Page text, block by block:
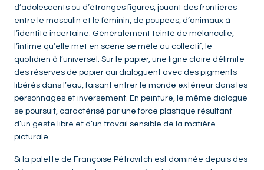
d’adolescents ou d’étranges figures, jouant des frontières
entre le masculin et le féminin, de poupées, d’animaux à
l’identité incertaine. Généralement teinté de mélancolie,
l’intime qu’elle met en scène se mêle au collectif, le
quotidien à l’universel. Sur le papier, une ligne claire délimite
des réserves de papier qui dialoguent avec des pigments
libérés dans l’eau, faisant entrer le monde extérieur dans les
personnages et inversement. En peinture, le même dialogue
se poursuit, caractérisé par une force plastique résultant
d’un geste libre et d’un travail sensible de la matière
picturale.
Si la palette de Françoise Pétrovitch est dominée depuis des